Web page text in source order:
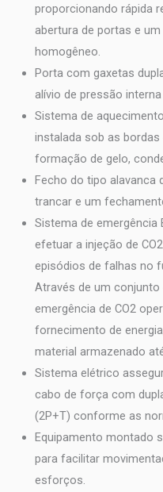
proporcionando rápida
abertura de portas e
homogêneo.
Porta com gaxetas
alívio de pressão
Sistema de
instalada sob as
formação de gelo,
Fecho do tipo alavanca
trancar e um
Sistema de emergência
efetuar a injeção de
episódios de falhas no
Através de um
emergência de CO2
fornecimento de
material armazenado
Sistema elétrico
cabo de força com
(2P+T) conforme as
Equipamento montado
para facilitar
esforços.